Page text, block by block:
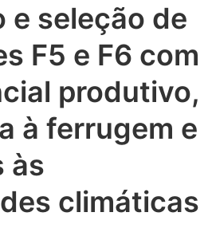
e seleção de
F5 e F6 com
produtivo,
à ferrugem e
às
climáticas